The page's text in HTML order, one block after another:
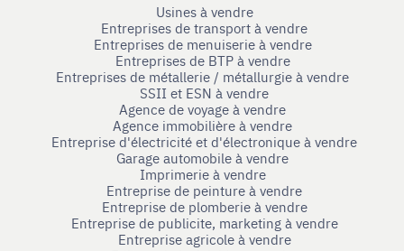
Usines à vendre
Entreprises de transport à vendre
Entreprises de menuiserie à vendre
Entreprises de BTP à vendre
Entreprises de métallerie / métallurgie à vendre
SSII et ESN à vendre
Agence de voyage à vendre
Agence immobilière à vendre
Entreprise d'électricité et d'électronique à vendre
Garage automobile à vendre
Imprimerie à vendre
Entreprise de peinture à vendre
Entreprise de plomberie à vendre
Entreprise de publicite, marketing à vendre
Entreprise agricole à vendre